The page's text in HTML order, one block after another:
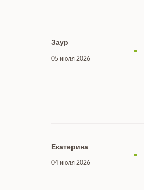
Заур
05 июля 2026
Екатерина
04 июля 2026